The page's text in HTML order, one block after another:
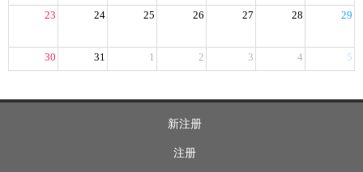
23 24 25 26 27 28 29
30 31 1 2 3 4 5
新注册
注册